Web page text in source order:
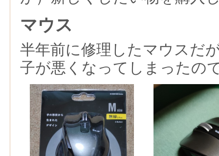
マウス
半年前に修理したマウスだ
子が悪くなってしまったの